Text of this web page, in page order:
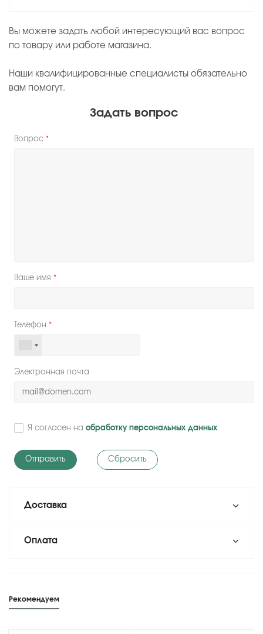
Вы можете задать любой интересующий вас вопрос
по товару или работе магазина.
Наши квалифицированные специалисты обязательно
вам помогут.
Задать вопрос
Вопрос *
Ваше имя *
Телефон *
Электронная почта
Я согласен на обработку персональных данных
Сбросить
Доставка
Оплата
Рекомендуем